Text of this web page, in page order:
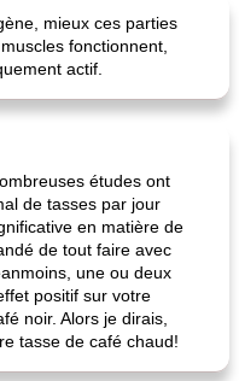
mieux ces parties
fonctionnent,
actif.
études ont
de tasses par jour
en matière de
de tout faire avec
une ou deux
positif sur votre
noir. Alors je dirais,
tasse de café chaud!